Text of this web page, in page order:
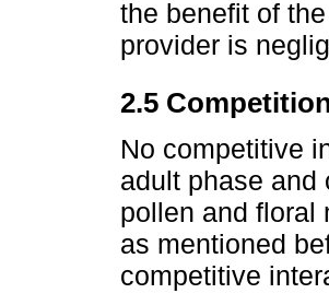
the benefit of
provider is
2.5
No competitive
adult phase and
pollen and floral
as mentioned
competitive